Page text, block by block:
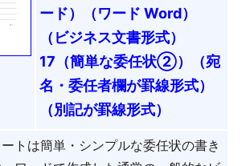
ード）（ワード Word）
（ビジネス文書形式）
17（簡単な委任状②）（宛
名・委任者欄が罫線形式）
（別記が罫線形式）
トは簡単・シンプルな委任状の書き